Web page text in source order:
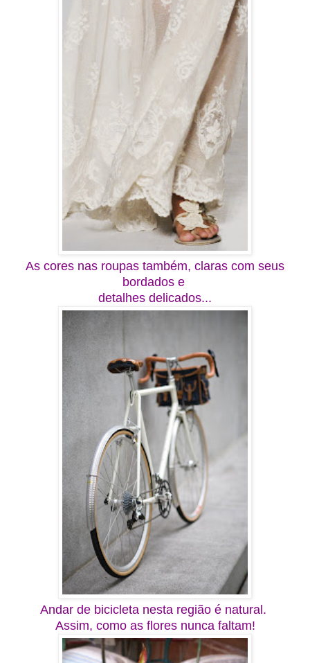
As cores nas roupas também, claras com seus
bordados e
detalhes delicados...
Andar de bicicleta nesta região é natural.
Assim, como as flores nunca faltam!